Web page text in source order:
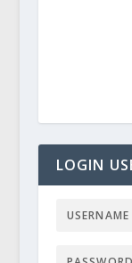
LOGIN